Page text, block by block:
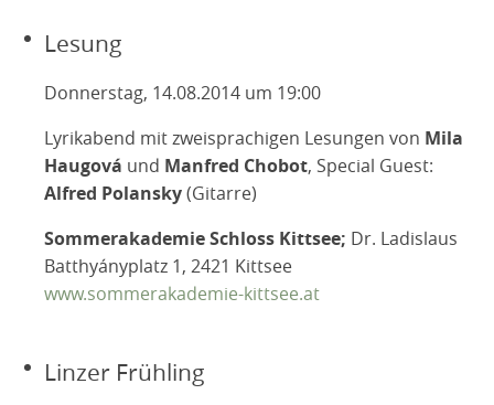
Lesung
Donnerstag, 14.08.2014 um 19:00
Lyrikabend mit zweisprachigen Lesungen von Mila
Haugová und Manfred Chobot, Special Guest:
Alfred Polansky(Gitarre)
Sommerakademie Schloss Kittsee; Dr. Ladislaus
Batthyányplatz 1, 2421 Kittsee
www.sommerakademie-kittsee.at
Linzer Frühling